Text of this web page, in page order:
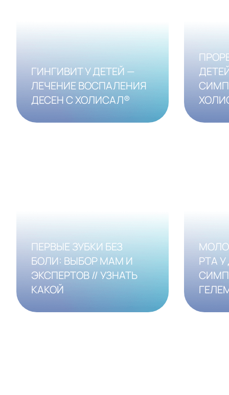
ГИНГИВИТ У ДЕТЕЙ —
ЛЕЧЕНИЕ ВОСПАЛЕНИЯ
ДЕСЕН С ХОЛИСАЛ®
ПЕРВЫЕ ЗУБКИ БЕЗ
БОЛИ: ВЫБОР МАМ И
ЭКСПЕРТОВ // УЗНАТЬ
КАКОЙ
РТА